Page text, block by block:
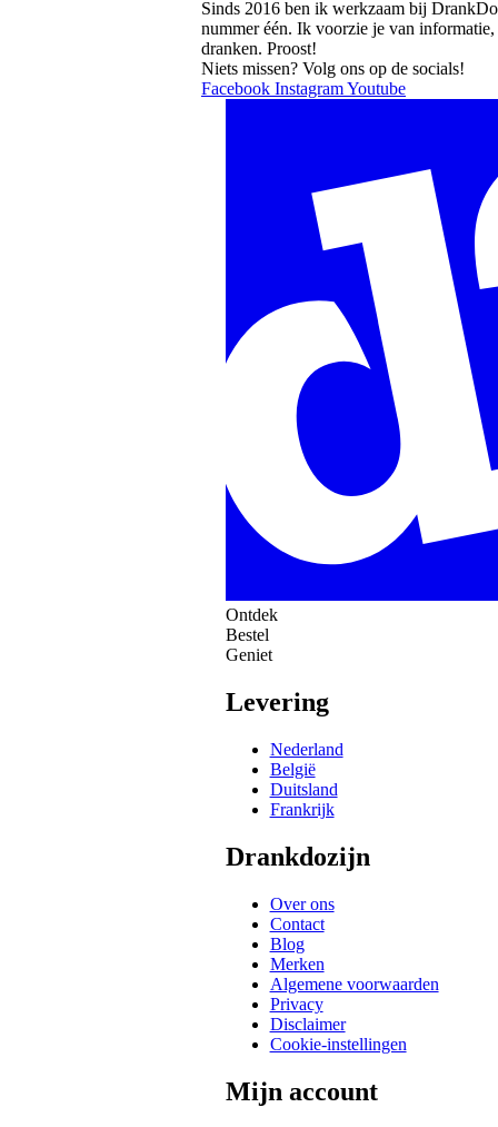
Sinds 2016 ben ik werkzaam bij
nummer één. Ik voorzie je van
dranken. Proost!
Niets missen? Volg ons op de socials!
Facebook InstagramYoutube
Ontdek
Bestel
Geniet
Levering
Nederland
België
Duitsland
Frankrijk
Drankdozijn
Over ons
Contact
Blog
Merken
Algemene voorwaarden
Privacy
Disclaimer
Cookie-instellingen
Mijn account